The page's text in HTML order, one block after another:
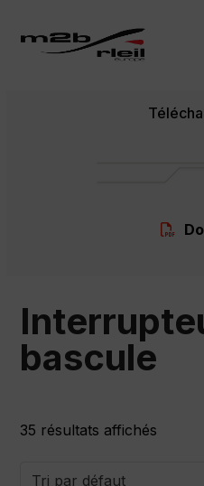
content
bascule
35 résultats affichés